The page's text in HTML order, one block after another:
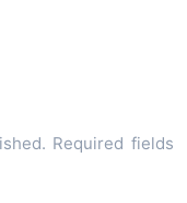
Required fields